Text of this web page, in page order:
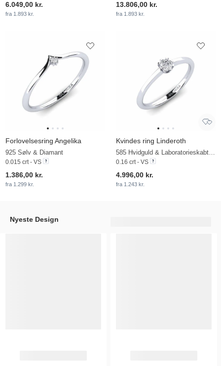
6.049,00 kr.
fra 1.893 kr.
13.806,00 kr.
fra 1.893 kr.
Forlovelsesring Angelika
925 Sølv & Diamant
0.015 crt - VS
1.386,00 kr.
fra 1.299 kr.
Kvindes ring Linderoth
0.16 crt - VS
4.996,00 kr.
fra 1.243 kr.
Nyeste Design